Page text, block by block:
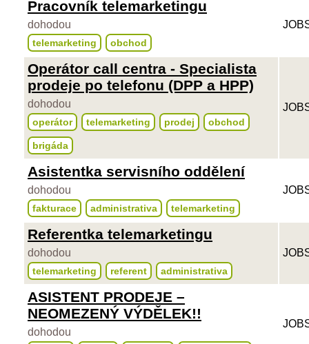
Pracovník telemarketingu
dohodou
telemarketing obchod
Operátor call centra - Specialista
prodeje po telefonu (DPP a HPP)
dohodou
operátor telemarketing prodej obchod
brigáda
Asistentka servisního oddělení
dohodou
fakturace administrativa telemarketing
Referentka telemarketingu
dohodou
telemarketing referent administrativa
ASISTENT PRODEJE –
NEOMEZENÝ VÝDĚLEK!!
dohodou